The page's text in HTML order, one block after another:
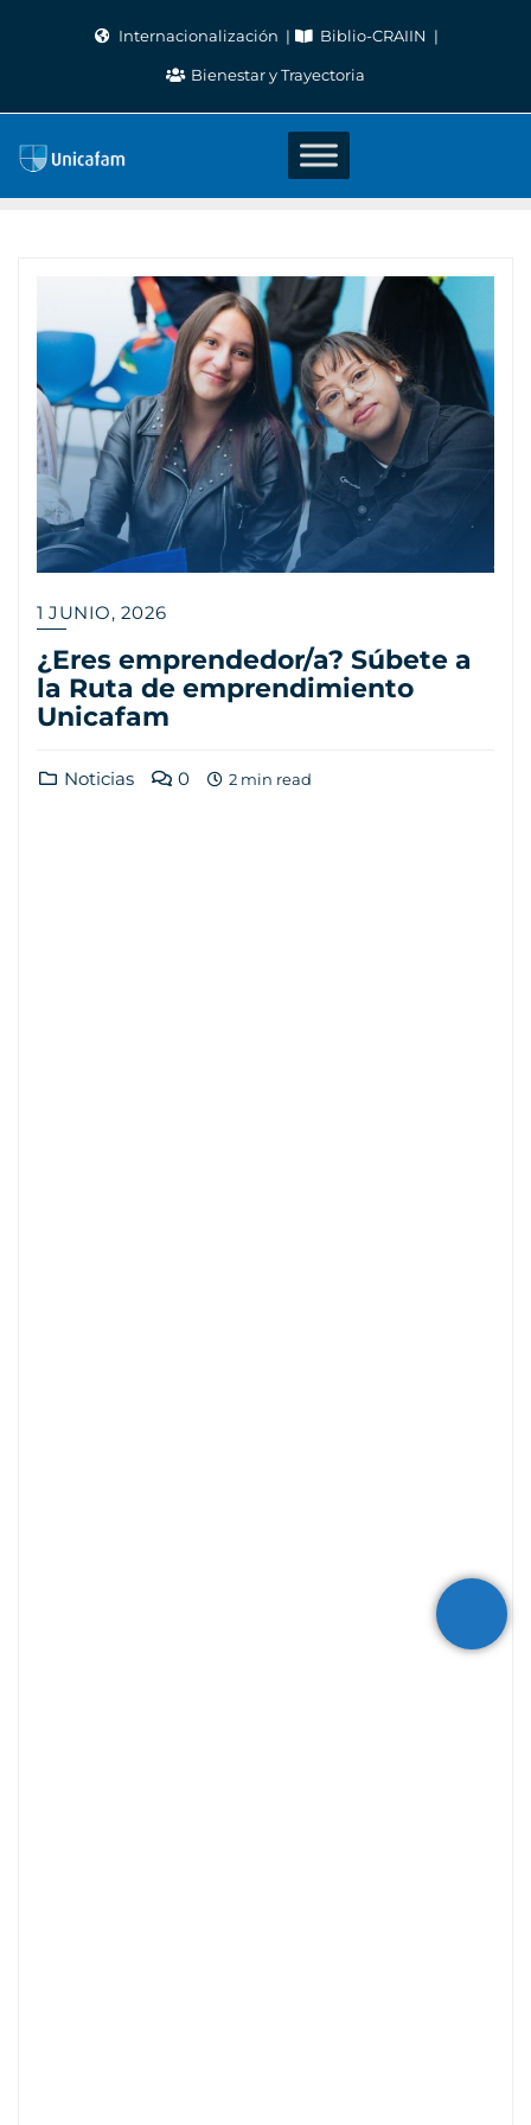
Internacionalización Biblio-CRAIIN
Bienestar y Trayectoria
1 JUNIO, 2026
¿Eres emprendedor/a? Súbete a
la Ruta de emprendimiento
Unicafam
Noticias 0 2 min read